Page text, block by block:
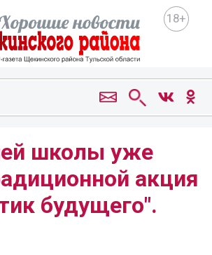
18+
школы уже
акция
будущего".